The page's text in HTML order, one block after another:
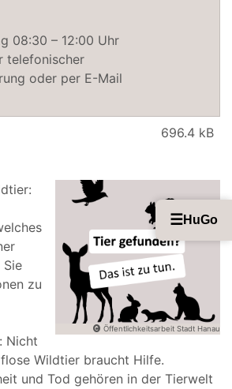
Öffentlichkeitsarbeit Stadt Hanau
zu
Nicht
Wildtier braucht Hilfe.
und Tod gehören in der Tierwelt
08:30 – 12:00 Uhr
telefonischer
oder per E-Mail
696.4 kB
☰HuGo